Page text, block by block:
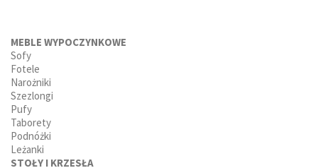
MEBLE WYPOCZYNKOWE
Sofy
Fotele
Narożniki
Szezlongi
Pufy
Taborety
Podnóżki
Leżanki
STOŁY I KRZESŁA